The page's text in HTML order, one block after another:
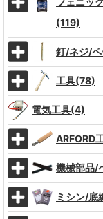
(119)
釘/ネジ/
工具(78)
電気工具(4)
ARFORD
機械部品/
ミシン/底